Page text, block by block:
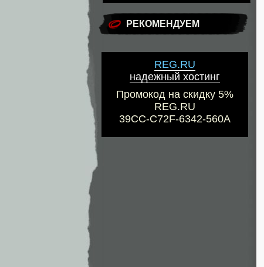
РЕКОМЕНДУЕМ
REG.RU
надежный хостинг
Промокод на скидку 5%
REG.RU
39CC-C72F-6342-560A